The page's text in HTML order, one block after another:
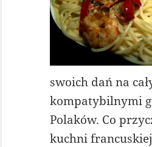
swoich dań na
kompatybilnymi
Polaków. Co
kuchni